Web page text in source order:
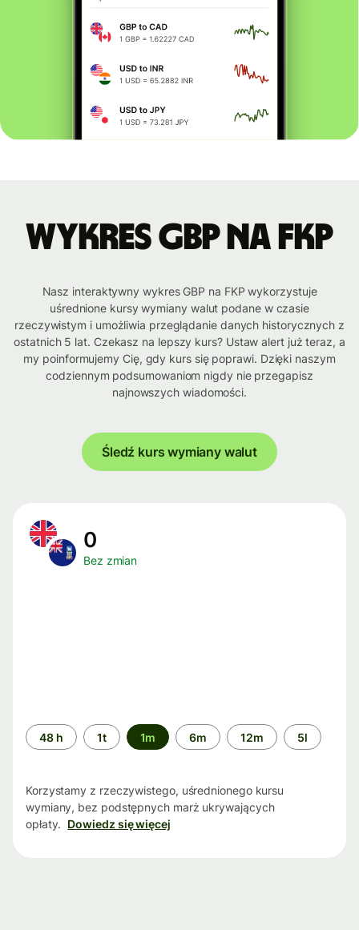
Wykres GBP na FKP
Nasz interaktywny wykres GBP na FKP wykorzystuje
uśrednione kursy wymiany walut podane w czasie
rzeczywistym i umożliwia przeglądanie danych historycznych z
ostatnich 5 lat. Czekasz na lepszy kurs? Ustaw alert już teraz, a
my poinformujemy Cię, gdy kurs się poprawi. Dzięki naszym
codziennym podsumowaniom nigdy nie przegapisz
najnowszych wiadomości.
Śledź kurs wymiany walut
0
Bez zmian
Przedział
czasu
48 h 1t 1m 6m 12m 5l
Korzystamy z rzeczywistego, uśrednionego kursu
wymiany, bez podstępnych marż ukrywających
opłaty. Dowiedz się więcej